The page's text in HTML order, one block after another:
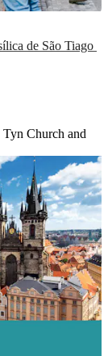
de São Tiago
Church and